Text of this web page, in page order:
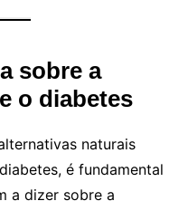
sobre a
o diabetes
naturais
é fundamental
a dizer sobre a